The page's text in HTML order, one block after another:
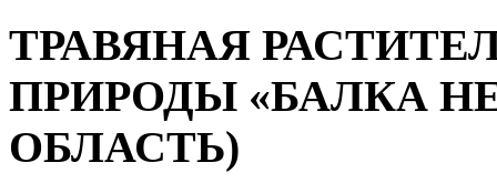
ТРАВЯНАЯ
ПРИРОДЫ «БАЛКА
ОБЛАСТЬ)